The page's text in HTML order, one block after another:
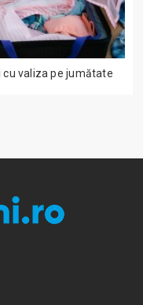
cu valiza pe jumătate